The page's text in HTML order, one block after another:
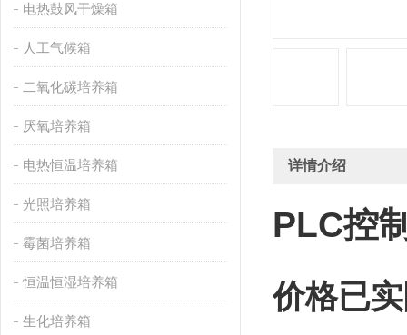
电热鼓风干燥箱
人工气候箱
二氧化碳培养箱
厌氧培养箱
电热恒温培养箱
光照培养箱
霉菌培养箱
恒温恒湿培养箱
生化培养箱
详情介绍
PLC控
价格已